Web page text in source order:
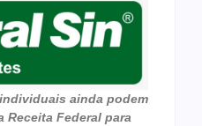
ainda podem
Receita Federal para